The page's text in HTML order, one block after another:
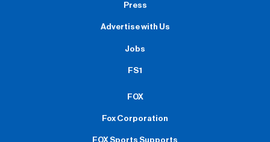
Press
Advertise with Us
Jobs
FS1
FOX
Fox Corporation